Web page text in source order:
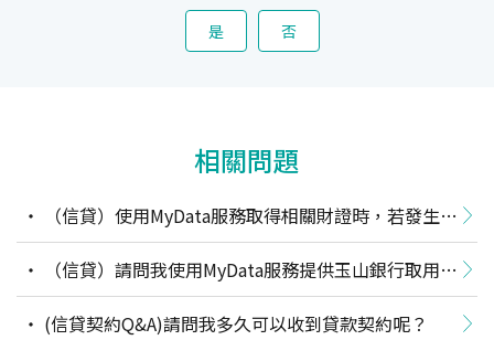
是 否
相關問題
統異常導至無法授權或授權失敗，該怎麼辦?
人資料，可在哪裡查詢相關紀錄？
(信貸契約Q&A)請問我多久可以收到貸款契約呢？